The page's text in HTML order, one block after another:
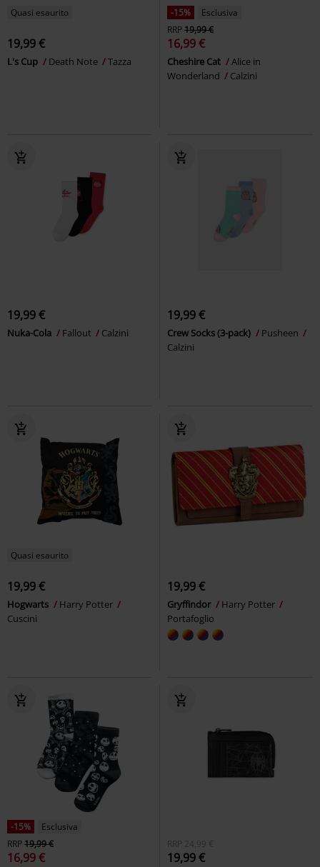
Quasi esaurito
19,99 €
L's Cup Death Note Tazza
-15%
Esclusiva
RRP19,99 €
16,99 €
Cheshire Cat
Alice in
Wonderland
Calzini
19,99 €
Nuka-Cola Fallout Calzini
19,99 €
Crew Socks (3-pack)
Pusheen
Calzini
Quasi esaurito
19,99 €
Hogwarts
Harry Potter
Cuscini
19,99 €
Gryffindor
Harry Potter
Portafoglio
-15%
Esclusiva
RRP19,99 €
16,99 €
RRP 24,99 €
19,99 €